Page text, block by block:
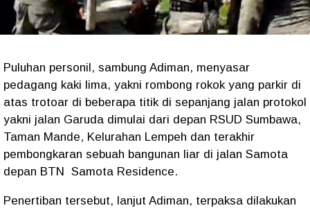
Puluhan personil, sambung Adiman, menyasar
pedagang kaki lima, yakni rombong rokok yang parkir di
atas trotoar di beberapa titik di sepanjang jalan protokol
yakni jalan Garuda dimulai dari depan RSUD Sumbawa,
Taman Mande, Kelurahan Lempeh dan terakhir
pembongkaran sebuah bangunan liar di jalan Samota
depan BTN Samota Residence.
Penertiban tersebut, lanjut Adiman, terpaksa dilakukan